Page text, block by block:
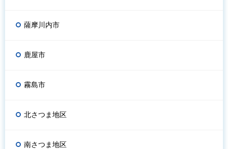
薩摩川内市
鹿屋市
霧島市
北さつま地区
南さつま地区